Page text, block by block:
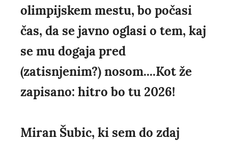
olimpijskem mestu, bo počasi
čas, da se javno oglasi o tem, kaj
se mu dogaja pred
(zatisnjenim?) nosom....Kot že
zapisano: hitro bo tu 2026!
Miran Šubic, ki sem do zdaj